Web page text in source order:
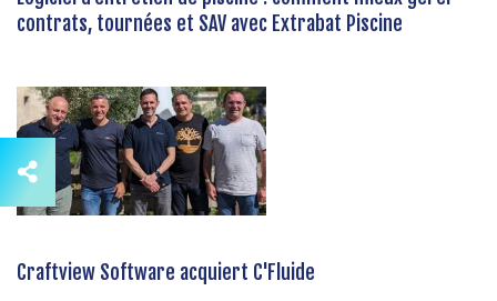
contrats, tournées et SAV avec Extrabat Piscine
Craftview Software acquiert C'Fluide